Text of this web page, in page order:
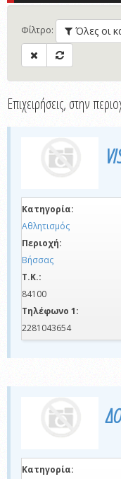
Φίλτρο: Όλες οι
Επιχειρήσεις, στην
Κατηγορία:
Αθλητισμός
Περιοχή:
Βήσσας
Τ.Κ.:
84100
Τηλέφωνο 1:
2281043654
Κατηγορία: